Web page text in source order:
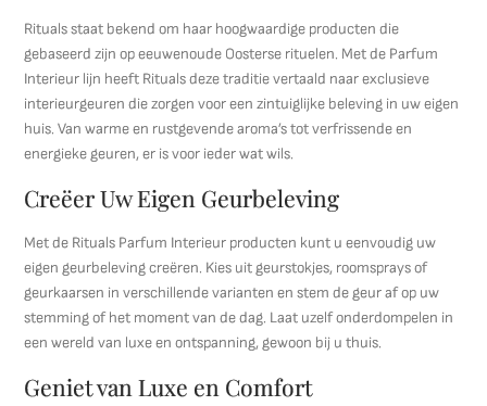
Rituals staat bekend om haar hoogwaardige producten die
gebaseerd zijn op eeuwenoude Oosterse rituelen. Met de Parfum
Interieur lijn heeft Rituals deze traditie vertaald naar exclusieve
interieurgeuren die zorgen voor een zintuiglijke beleving in uw eigen
huis. Van warme en rustgevende aroma’s tot verfrissende en
energieke geuren, er is voor ieder wat wils.
Creëer Uw Eigen Geurbeleving
Met de Rituals Parfum Interieur producten kunt u eenvoudig uw
eigen geurbeleving creëren. Kies uit geurstokjes, roomsprays of
geurkaarsen in verschillende varianten en stem de geur af op uw
stemming of het moment van de dag. Laat uzelf onderdompelen in
een wereld van luxe en ontspanning, gewoon bij u thuis.
Geniet van Luxe en Comfort